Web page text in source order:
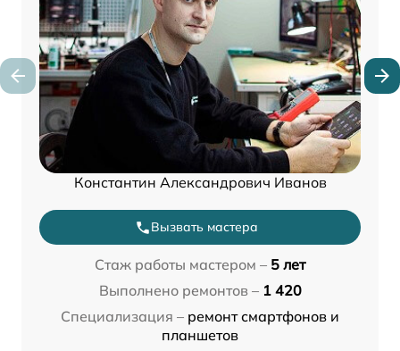
Константин Александрович Иванов
Вызвать мастера
Стаж работы мастером – 5 лет
Выполнено ремонтов – 1 420
Специализация – ремонт смартфонов и
планшетов